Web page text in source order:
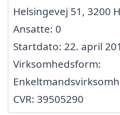
Helsingevej 51, 3200
Ansatte: 0
Startdato: 22. april
Virksomhedsform:
CVR: 39505290